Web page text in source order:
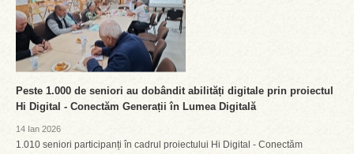
Peste 1.000 de seniori au dobândit abilități digitale prin proiectul
Hi Digital - Conectăm Generații în Lumea Digitală
14 Ian 2026
1.010 seniori participanți în cadrul proiectului Hi Digital - Conectăm